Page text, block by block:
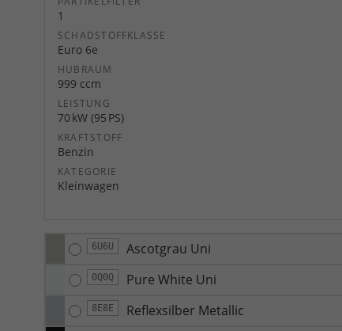
1
SCHADSTOFFKLASSE
Euro 6e
HUBRAUM
999 ccm
LEISTUNG
70 kW (95 PS)
KRAFTSTOFF
Benzin
KATEGORIE
Kleinwagen
6U6U Ascotgrau Uni
0Q0Q Pure White Uni
8E8E Reflexsilber Metallic